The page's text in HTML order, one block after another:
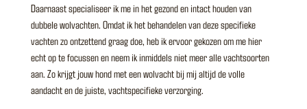
​Daarnaast specialiseer ik me in het gezond en intact houden van
dubbele wolvachten. Omdat ik het behandelen van deze specifieke
vachten zo ontzettend graag doe, heb ik ervoor gekozen om me hier
echt op te focussen en neem ik inmiddels niet meer alle vachtsoorten
aan. Zo krijgt jouw hond met een wolvacht bij mij altijd de volle
aandacht en de juiste, vachtspecifieke verzorging.